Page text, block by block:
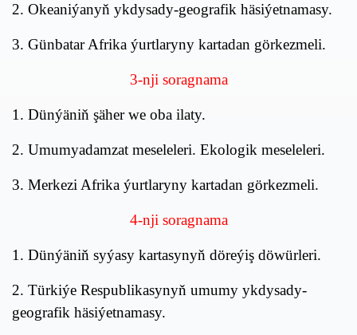
2. Okeaniýanyň ykdysady-geografik häsiýetnamasy.
3. Günbatar Afrika ýurtlaryny kartadan görkezmeli.
3-nji soragnama
1. Dünýäniň şäher we oba ilaty.
2. Umumyadamzat meseleleri. Ekologik meseleleri.
3. Merkezi Afrika ýurtlaryny kartadan görkezmeli.
4-nji soragnama
1. Dünýäniň syýasy kartasynyň döreýiş döwürleri.
2. Türkiýe Respublikasynyň umumy ykdysady-
geografik häsiýetnamasy.